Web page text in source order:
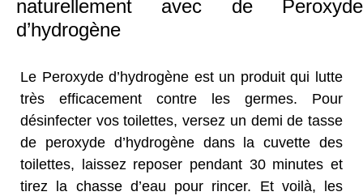
naturellement avec de Peroxyde
d’hydrogène
Le Peroxyde d’hydrogène est un produit qui lutte
très efficacement contre les germes. Pour
désinfecter vos toilettes, versez un demi de tasse
de peroxyde d’hydrogène dans la cuvette des
toilettes, laissez reposer pendant 30 minutes et
tirez la chasse d’eau pour rincer. Et voilà, les